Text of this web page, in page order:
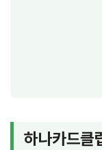
하나카드클